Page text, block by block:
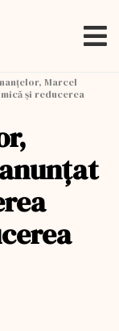
Marcel
şi reducerea